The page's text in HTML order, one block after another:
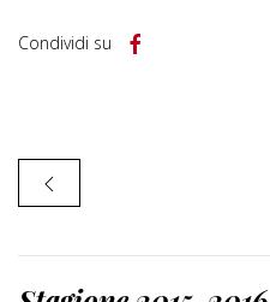
Condividi su